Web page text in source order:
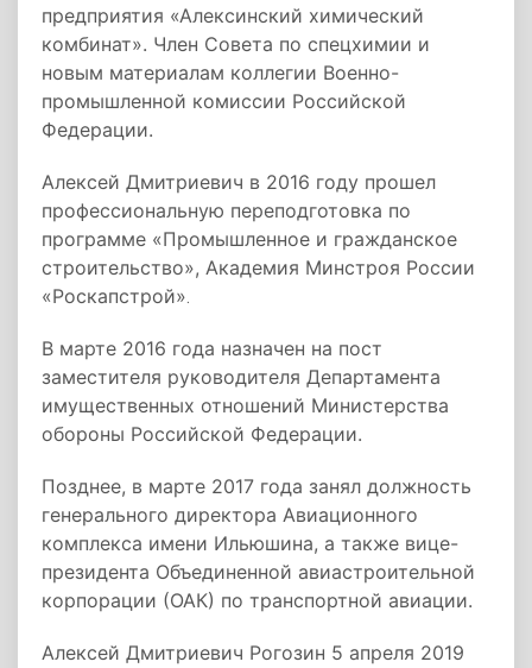
предприятия «Алексинский химический
комбинат». Член Совета по спецхимии и
новым материалам коллегии Военно-
промышленной комиссии Российской
Федерации.
Алексей Дмитриевич в 2016 году прошел
профессиональную переподготовка по
программе «Промышленное и гражданское
строительство», Академия Минстроя России
«Роскапстрой»
В марте 2016 года назначен на пост
заместителя руководителя Департамента
имущественных отношений Министерства
обороны Российской Федерации.
Позднее, в марте 2017 года занял должность
генерального директора Авиационного
комплекса имени Ильюшина, а также вице-
президента Объединенной авиастроительной
корпорации (ОАК) по транспортной авиации.
Алексей Дмитриевич Рогозин 5 апреля 2019